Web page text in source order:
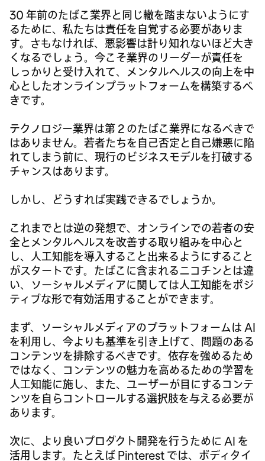
30 年前のたばこ業界と同じ轍を踏まないようにす
るために、私たちは責任を自覚する必要がありま
す。さもなければ、悪影響は計り知れないほど大き
くなるでしょう。今こそ業界のリーダーが責任を
しっかりと受け入れて、メンタルヘルスの向上を中
心としたオンラインプラットフォームを構築するべ
きです。
テクノロジー業界は第 2 のたばこ業界になるべきで
はありません。若者たちを自己否定と自己嫌悪に陥
れてしまう前に、現行のビジネスモデルを打破する
チャンスはあります。
しかし、どうすれば実践できるでしょうか。
これまでとは逆の発想で、オンラインでの若者の安
全とメンタルヘルスを改善する取り組みを中心と
し、人工知能を導入すること出来るようにすること
がスタートです。たばこに含まれるニコチンとは違
い、ソーシャルメディアに関しては人工知能をポジ
ティブな形で有効活用することができます。
まず、ソーシャルメディアのプラットフォームは AI
を利用し、今よりも基準を引き上げて、問題のある
コンテンツを排除するべきです。依存を強めるため
ではなく、コンテンツの魅力を高めるための学習を
人工知能に施し、また、ユーザーが目にするコンテ
ンツを自らコントロールする選択肢を与える必要が
あります。
次に、より良いプロダクト開発を行うために AI を
活用します。たとえば Pinterest では、ボディタイ